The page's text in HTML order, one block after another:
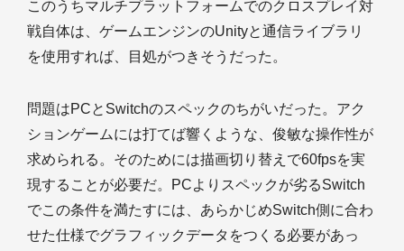
このうちマルチプラットフォームでのクロスプレイ対
戦自体は、ゲームエンジンのUnityと通信ライブラリ
を使用すれば、目処がつきそうだった。
問題はPCとSwitchのスペックのちがいだった。アク
ションゲームには打てば響くような、俊敏な操作性が
求められる。そのためには描画切り替えで60fpsを実
現することが必要だ。PCよりスペックが劣るSwitch
でこの条件を満たすには、あらかじめSwitch側に合わ
せた仕様でグラフィックデータをつくる必要があっ